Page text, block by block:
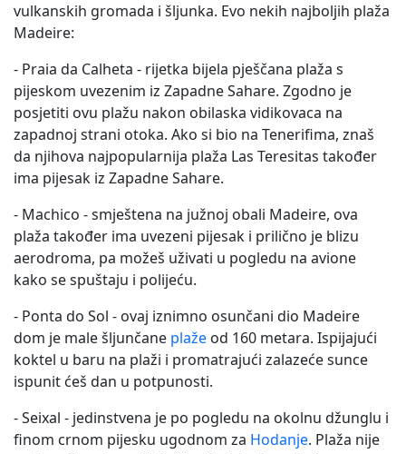
vulkanskih gromada i šljunka. Evo nekih najboljih plaža
Madeire:
- Praia da Calheta - rijetka bijela pješčana plaža s
pijeskom uvezenim iz Zapadne Sahare. Zgodno je
posjetiti ovu plažu nakon obilaska vidikovaca na
zapadnoj strani otoka. Ako si bio na Tenerifima, znaš
da njihova najpopularnija plaža Las Teresitas također
ima pijesak iz Zapadne Sahare.
- Machico - smještena na južnoj obali Madeire, ova
plaža također ima uvezeni pijesak i prilično je blizu
aerodroma, pa možeš uživati u pogledu na avione
kako se spuštaju i polijeću.
- Ponta do Sol - ovaj iznimno osunčani dio Madeire
dom je male šljunčane plaže od 160 metara. Ispijajući
koktel u baru na plaži i promatrajući zalazeće sunce
ispunit ćeš dan u potpunosti.
- Seixal - jedinstvena je po pogledu na okolnu džunglu i
finom crnom pijesku ugodnom za Hodanje. Plaža nije